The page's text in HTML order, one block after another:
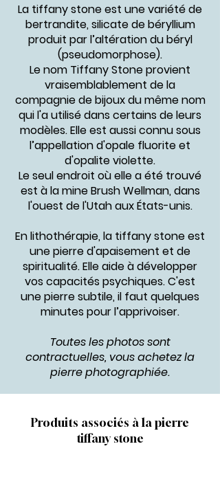
La tiffany stone est une variété de
bertrandite, silicate de béryllium
produit par l’altération du béryl
(pseudomorphose).
Le nom Tiffany Stone provient
vraisemblablement de la
compagnie de bijoux du même nom
qui l'a utilisé dans certains de leurs
modèles. Elle est aussi connu sous
l’appellation d'opale fluorite et
d'opalite violette.
Le seul endroit où elle a été trouvé
est à la mine Brush Wellman, dans
l'ouest de l'Utah aux États-unis.
En lithothérapie, la tiffany stone est
une pierre d'apaisement et de
spiritualité. Elle aide à développer
vos capacités psychiques. C'est
une pierre subtile, il faut quelques
minutes pour l’apprivoiser.
Toutes les photos sont
contractuelles, vous achetez la
pierre photographiée.
Produits associés à la pierre
tiffany stone